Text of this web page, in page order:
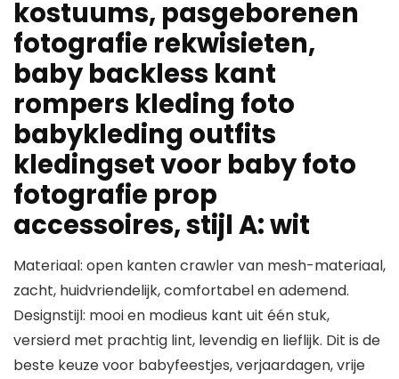
kostuums, pasgeborenen
fotografie rekwisieten,
baby backless kant
rompers kleding foto
babykleding outfits
kledingset voor baby foto
fotografie prop
accessoires, stijl A: wit
Materiaal: open kanten crawler van mesh-materiaal,
zacht, huidvriendelijk, comfortabel en ademend.
Designstijl: mooi en modieus kant uit één stuk,
versierd met prachtig lint, levendig en lieflijk. Dit is de
beste keuze voor babyfeestjes, verjaardagen, vrije